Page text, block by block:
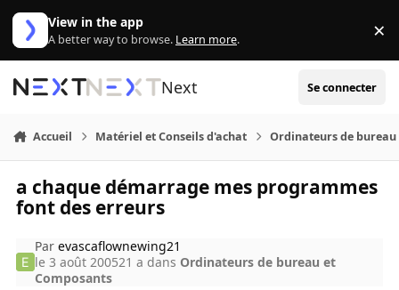
Aller au contenu
View in the app
A better way to browse. Learn more. ×
Next Se connecter
Accueil Matériel et Conseils d'achat Ordinateurs de bureau
a chaque démarrage mes programmes
font des erreurs
Parevascaflownewing21
le 3 août 200521 a dans Ordinateurs de bureau et
Composants